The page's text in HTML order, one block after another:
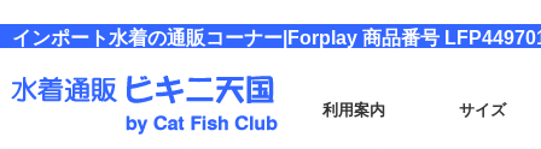
インポート水着の通販コーナー|Forplay 商品番号
利用案内 サイズ